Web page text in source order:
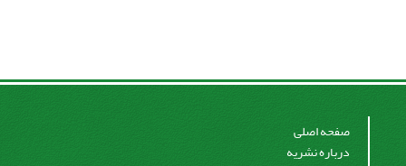
صفحه اصلی
درباره نشریه